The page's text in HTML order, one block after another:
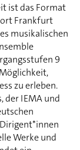
ist das Format
Frankfurt
musikalischen
9
zu erleben.
der IEMA und
Werke und